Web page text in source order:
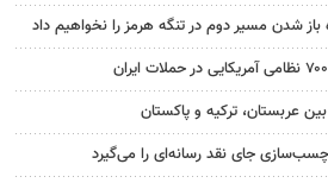
شدن مسیر دوم در تنگه هرمز را نخواهیم داد
عربستان، ترکیه و پاکستان
جای نقد رسانه‌ای را می‌گیرد